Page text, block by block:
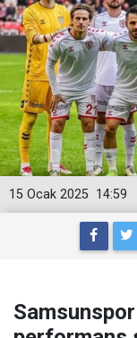
14:59
15 Ocak 2025